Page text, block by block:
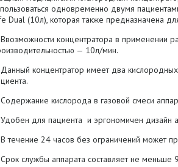
одновременно двумя
Dual (10л), которая также предназначена
Ввозможности концентратора в применении
— 10л/мин.
Данный концентратор имеет два
Содержание кислорода в газовой смеси
Удобен для пациента и эргономичен дизайн
В течение 24 часов без ограничений может
Срок службы аппарата составляет не меньше